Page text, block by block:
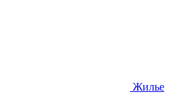
Жилье